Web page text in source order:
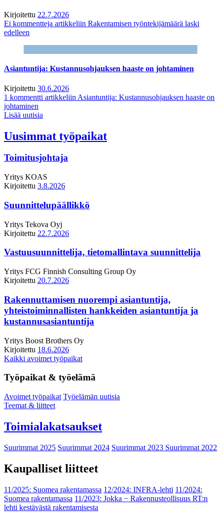
Kirjoitettu 22.7.2026
Ei kommentteja artikkeliin Rakentamisen työntekijämäärä laski
edelleen
Asiantuntija: Kustannusohjauksen haaste on johtaminen
Kirjoitettu 30.6.2026
1 kommentti artikkeliin Asiantuntija: Kustannusohjauksen haaste on
johtaminen
Lisää uutisia
Uusimmat työpaikat
Toimitusjohtaja
Yritys KOAS
Kirjoitettu 3.8.2026
Suunnittelupäällikkö
Yritys Tekova Oyj
Kirjoitettu 22.7.2026
Vastuusuunnittelija, tietomallintava suunnittelija
Yritys FCG Finnish Consulting Group Oy
Kirjoitettu 20.7.2026
Rakennuttamisen nuorempi asiantuntija,
yhteistoiminnallisten hankkeiden asiantuntija ja
kustannusasiantuntija
Yritys Boost Brothers Oy
Kirjoitettu 18.6.2026
Kaikki avoimet työpaikat
Työpaikat & työelämä
Avoimet työpaikat Työelämän uutisia
Teemat & liitteet
Toimialakatsaukset
Suurimmat 2025 Suurimmat 2024 Suurimmat 2023 Suurimmat 2022
Kaupalliset liitteet
11/2025: Suomea rakentamassa 12/2024: INFRA-lehti 11/2024:
Suomea rakentamassa 11/2023: Jokka − Rakennusteollisuus RT:n
lehti kestävästä rakentamisesta